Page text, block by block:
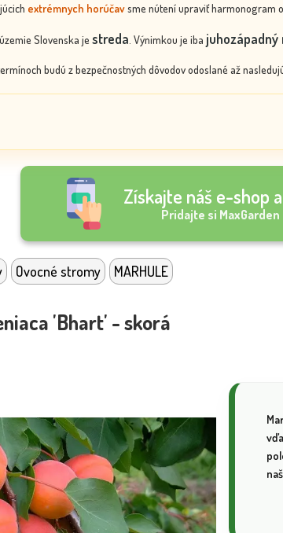
extrémnych horúčavsme nútení upraviť harmonogram
Slovenska je streda . Výnimkou je iba juhozápadný
budú z bezpečnostných dôvodov odoslané až
Získajte náš e-shop
Pridajte si
Ovocné stromy MARHULE
'Bhart' - skorá